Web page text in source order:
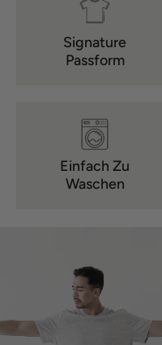
Signature
Passform
Einfach Zu
Waschen